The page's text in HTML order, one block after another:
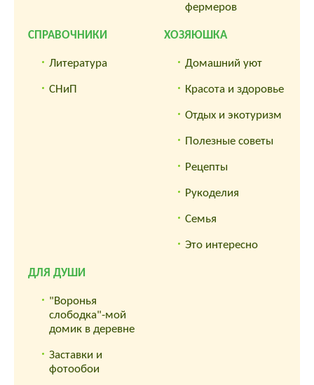
фермеров
СПРАВОЧНИКИ
Литература
СНиП
ХОЗЯЮШКА
Домашний уют
Красота и здоровье
Отдых и экотуризм
Полезные советы
Рецепты
Рукоделия
Семья
Это интересно
ДЛЯ ДУШИ
"Воронья
слободка"-мой
домик в деревне
Заставки и
фотообои